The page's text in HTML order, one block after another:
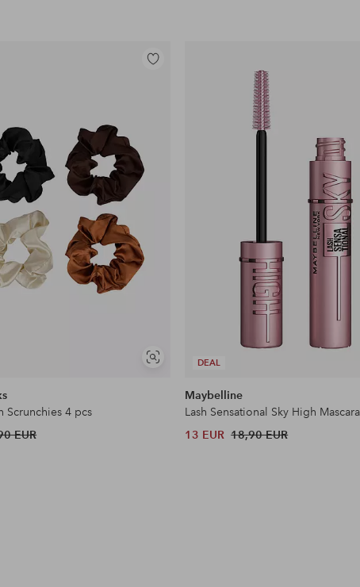
Näytä
Lisää
Scrunchies 4 pcs
EUR
DEAL
Maybelline
Lash Sensational Sky High Mascara
13 EUR 18,90 EUR